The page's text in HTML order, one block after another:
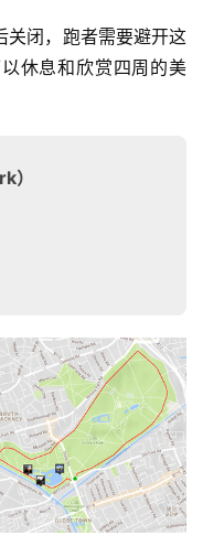
关闭，跑者需要避开这
休息和欣赏四周的美
）